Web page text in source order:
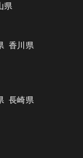
県
香川県
長崎県